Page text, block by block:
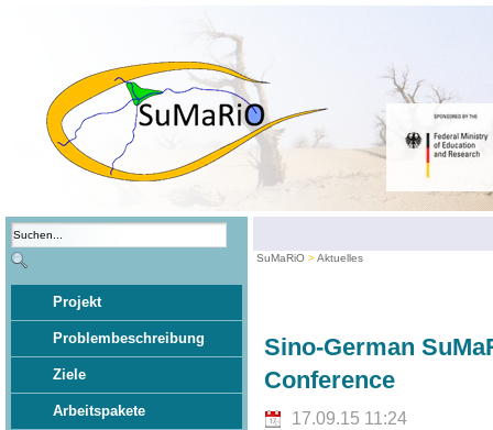
Projekt
Problembeschreibung
Ziele
Arbeitspakete
SuMaRiO Aktuelles
Sino-German
Conference
17.09.15 11:24